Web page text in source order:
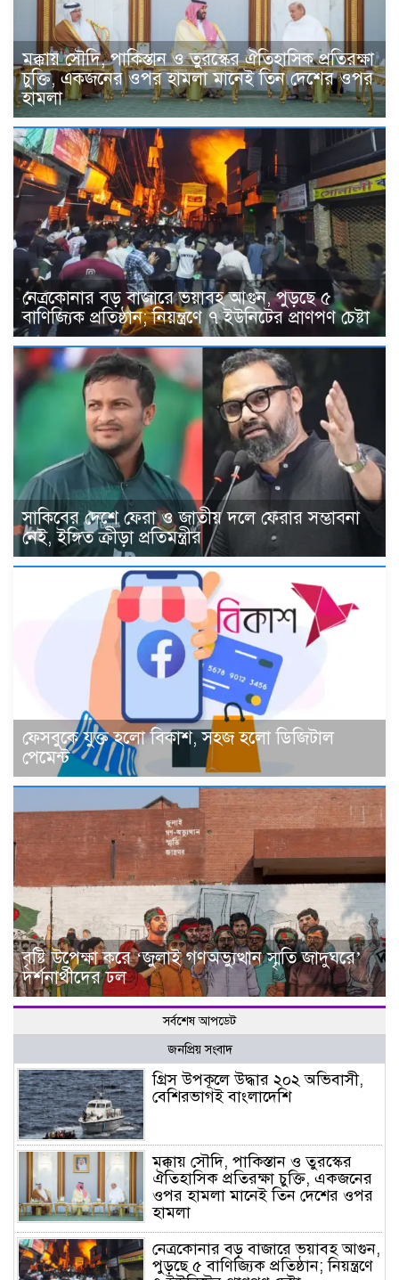
মক্কায় সৌদি, পাকিস্তান ও তুরস্কের ঐতিহাসিক প্রতিরক্ষা
চুক্তি, একজনের ওপর হামলা মানেই তিন দেশের ওপর
হামলা
নেত্রকোনার বড় বাজারে ভয়াবহ আগুন, পুড়ছে ৫
বাণিজ্যিক প্রতিষ্ঠান; নিয়ন্ত্রণে ৭ ইউনিটের প্রাণপণ চেষ্টা
সাকিবের দেশে ফেরা ও জাতীয় দলে ফেরার সম্ভাবনা
নেই, ইঙ্গিত ক্রীড়া প্রতিমন্ত্রীর
ফেসবুকে যুক্ত হলো বিকাশ, সহজ হলো ডিজিটাল
পেমেন্ট
বৃষ্টি উপেক্ষা করে ‘জুলাই গণঅভ্যুত্থান স্মৃতি জাদুঘরে’
দর্শনার্থীদের ঢল
সর্বশেষ আপডেট
জনপ্রিয় সংবাদ
গ্রিস উপকূলে উদ্ধার ২০২ অভিবাসী,
বেশিরভাগই বাংলাদেশি
মক্কায় সৌদি, পাকিস্তান ও তুরস্কের
ঐতিহাসিক প্রতিরক্ষা চুক্তি, একজনের
ওপর হামলা মানেই তিন দেশের ওপর
হামলা
নেত্রকোনার বড় বাজারে ভয়াবহ আগুন,
পুড়ছে ৫ বাণিজ্যিক প্রতিষ্ঠান; নিয়ন্ত্রণে